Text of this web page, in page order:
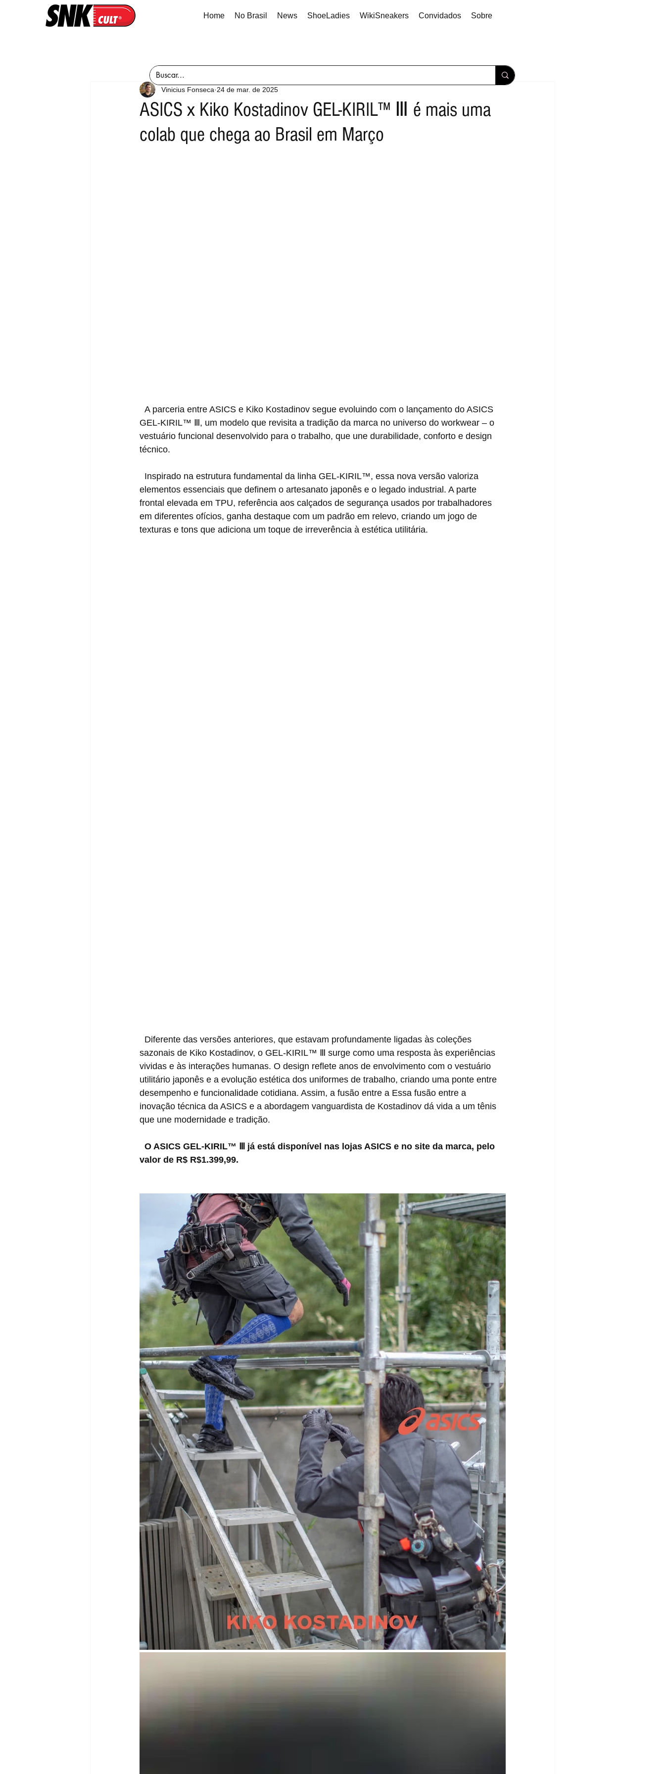
Home No Brasil News ShoeLadies WikiSneakers Convidados Sobre
ASICS x Kiko Kostadinov GEL-KIRIL™ Ⅲ é mais uma
colab que chega ao Brasil em Março
Vinicius Fonseca 24 de mar. de 2025
GEL-KIRIL™ Ⅲ, um modelo que revisita a tradição da marca no universo do workwear – o
vestuário funcional desenvolvido para o trabalho, que une durabilidade, conforto e design
técnico.
elementos essenciais que definem o artesanato japonês e o legado industrial. A parte
frontal elevada em TPU, referência aos calçados de segurança usados por trabalhadores
em diferentes ofícios, ganha destaque com um padrão em relevo, criando um jogo de
texturas e tons que adiciona um toque de irreverência à estética utilitária.
sazonais de Kiko Kostadinov, o GEL-KIRIL™ Ⅲ surge como uma resposta às experiências
vividas e às interações humanas. O design reflete anos de envolvimento com o vestuário
utilitário japonês e a evolução estética dos uniformes de trabalho, criando uma ponte entre
desempenho e funcionalidade cotidiana. Assim, a fusão entre a Essa fusão entre a
inovação técnica da ASICS e a abordagem vanguardista de Kostadinov dá vida a um tênis
que une modernidade e tradição.
O ASICS GEL-KIRIL™ Ⅲ já está disponível nas lojas ASICS e no site da marca, pelo
valor de R$ R$1.399,99.